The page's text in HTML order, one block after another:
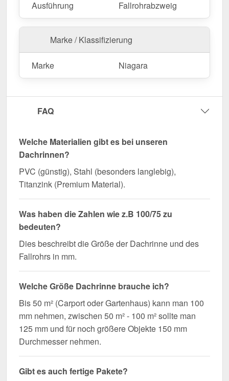
Ausführung Fallrohrabzweig
Marke / Klassifizierung
Marke Niagara
FAQ
Welche Materialien gibt es bei unseren
Dachrinnen?
PVC (günstig), Stahl (besonders langlebig),
Titanzink (Premium Material).
Was haben die Zahlen wie z.B 100/75 zu
bedeuten?
Dies beschreibt die Größe der Dachrinne und des
Fallrohrs in mm.
Welche Größe Dachrinne brauche ich?
Bis 50 m² (Carport oder Gartenhaus) kann man 100
mm nehmen, zwischen 50 m² - 100 m² sollte man
125 mm und für noch größere Objekte 150 mm
Durchmesser nehmen.
Gibt es auch fertige Pakete?